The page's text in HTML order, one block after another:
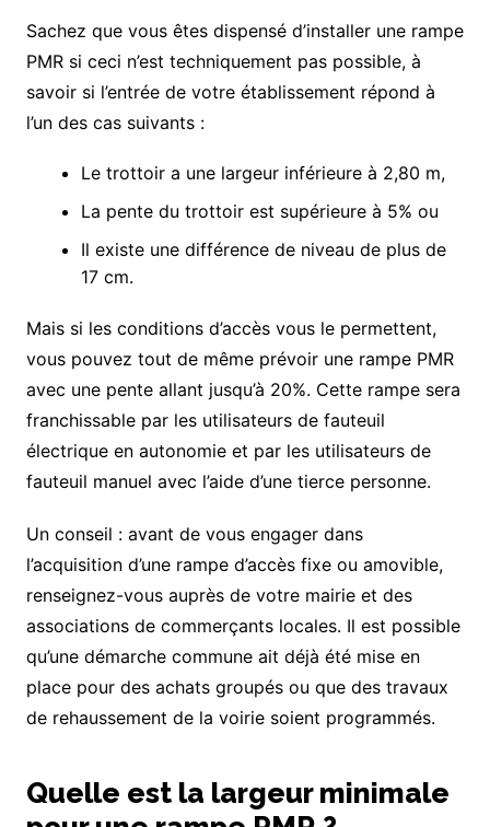
Sachez que vous êtes dispensé d’installer une rampe
PMR si ceci n’est techniquement pas possible, à
savoir si l’entrée de votre établissement répond à
l’un des cas suivants :
Le trottoir a une largeur inférieure à 2,80 m,
La pente du trottoir est supérieure à 5% ou
Il existe une différence de niveau de plus de
17 cm.
Mais si les conditions d’accès vous le permettent,
vous pouvez tout de même prévoir une rampe PMR
avec une pente allant jusqu’à 20%. Cette rampe sera
franchissable par les utilisateurs de fauteuil
électrique en autonomie et par les utilisateurs de
fauteuil manuel avec l’aide d’une tierce personne.
Un conseil : avant de vous engager dans
l’acquisition d’une rampe d’accès fixe ou amovible,
renseignez-vous auprès de votre mairie et des
associations de commerçants locales. Il est possible
qu’une démarche commune ait déjà été mise en
place pour des achats groupés ou que des travaux
de rehaussement de la voirie soient programmés.
Quelle est la largeur minimale